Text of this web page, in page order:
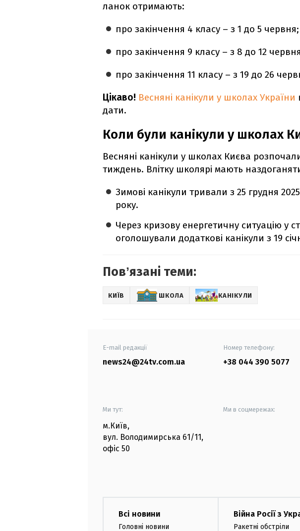
ланок отримають:
про закінчення 4 класу – з 1 до 5 червня;
про закінчення 9 класу – з 8 до 12
про закінчення 11 класу – з 19 до 26
Цікаво! Весняні канікули у школах України
дати.
Коли були канікули у школах
Весняні канікули у школах Києва
тиждень. Влітку школярі мають
Зимові канікули тривали з 25 грудня
року.
Через кризову енергетичну ситуацію у
оголошували додаткові канікули з 19
Повʼязані теми:
КИЇВ ШКОЛА КАНІКУЛИ
E-mail редакції
news24@24tv.com.ua
Номер телефону:
+38 044 390 5077
Ми тут:
м.Київ,
вул. Володимирська 61/11,
офіс 50
Ми в соцмережах:
Всі новини
Головні новини
Війна Росії з
Ракетні обстріли